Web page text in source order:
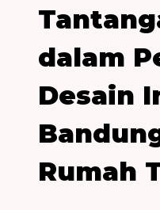
dalam
Desain
Rumah